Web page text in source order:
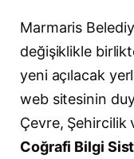
Marmaris
değişiklikle
yeni açılacak
web sitesinin
Çevre, Şehircilik
Coğrafi Bilgi